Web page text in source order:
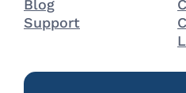
Blog
Support